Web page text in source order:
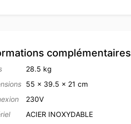
complémentaires
28.5 kg
55 × 39.5 × 21 cm
230V
ACIER INOXYDABLE